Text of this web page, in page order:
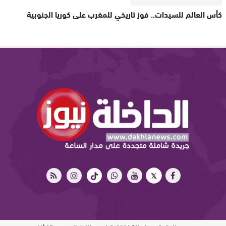
كأس العالم للسيدات.. فوز تاريخي للمغرب على كوريا الجنوبية